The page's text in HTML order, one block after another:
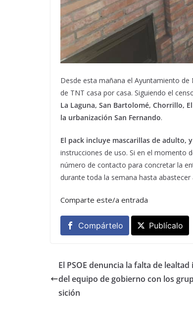
Desde esta mañana el Ayuntamiento
de TNT casa por casa. Siguiendo el
La Laguna, San Bartolomé, Chorrillo,
la urbanización San Fernando.
El pack incluye mascarillas de adulto,
instrucciones de uso. Si en el momento
número de contacto para concretar la
durante toda la semana hasta
Comparte este/a entrada
Compártelo Publícalo
El PSOE denuncia la falta de
del equipo de gobierno con los
sición